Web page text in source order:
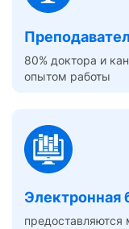
80% доктора и
опытом работы
Электронная
предоставляются